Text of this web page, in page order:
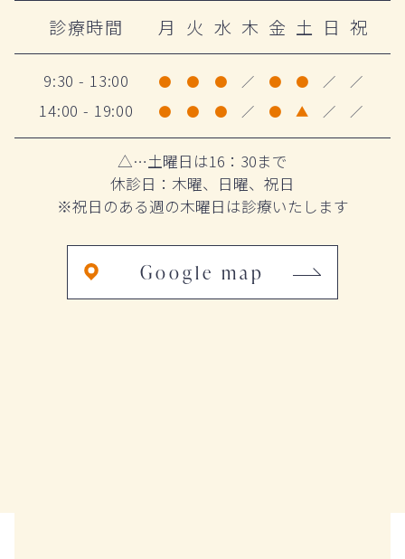
診療時間 月 火 水 木 金 土 日 祝
9:30 - 13:00 ● ● ● ／ ● ● ／ ／
14:00 - 19:00 ● ● ● ／ ● ▲ ／ ／
△…土曜日は16：30まで
休診日：木曜、日曜、祝日
※祝日のある週の木曜日は診療いたします
Google map